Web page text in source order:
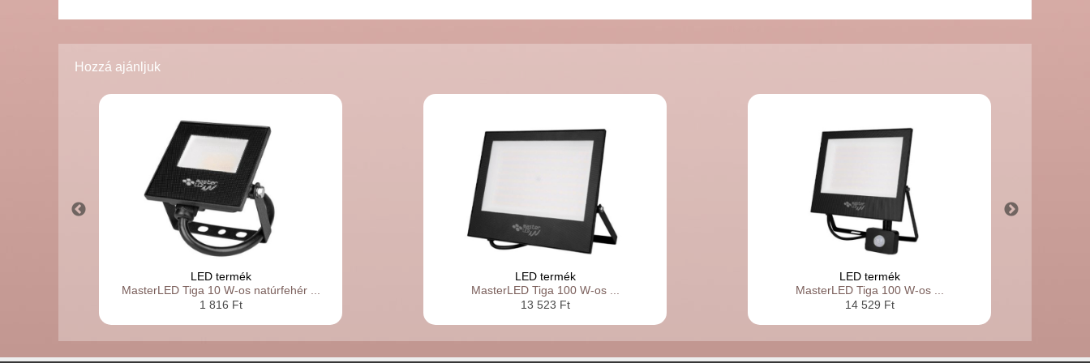
Hozzá ajánljuk
LED termék
MasterLED Tiga 10 W-os natúrfehér ...
1 816 Ft
LED termék
MasterLED Tiga 100 W-os ...
13 523 Ft
LED termék
MasterLED Tiga 100 W-os ...
14 529 Ft